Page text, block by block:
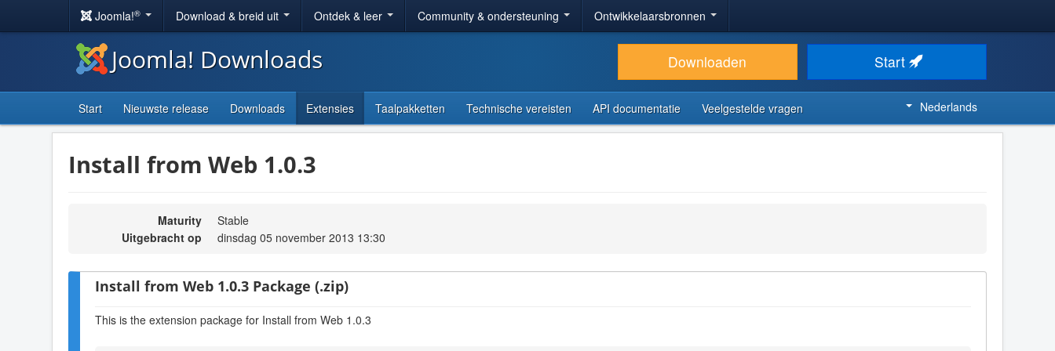
Joomla!® Download & breid uit Ontdek & leer Community & ondersteuning Ontwikkelaarsbronnen
Joomla! Downloads Downloaden Start
Start Nieuwste release Downloads Extensies Taalpakketten Technische vereisten API documentatie Veelgestelde vragen Nederlands
Install from Web 1.0.3
Maturity
Stable
Uitgebracht op
dinsdag 05 november 2013 13:30
Install from Web 1.0.3 Package (.zip)
This is the extension package for Install from Web 1.0.3